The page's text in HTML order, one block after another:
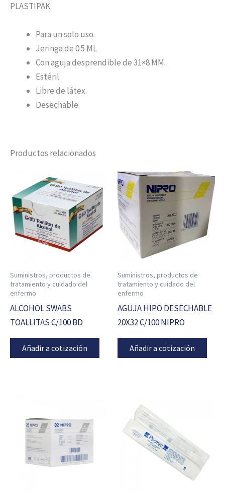
PLASTIPAK
Para un solo uso.
Jeringa de 0.5 ML
Con aguja desprendible de 31×8 MM.
Estéril.
Libre de látex.
Desechable.
Productos relacionados
Suministros, productos de
tratamiento y cuidado del
enfermo
ALCOHOL SWABS
TOALLITAS C/100 BD
Añadir a cotización
Suministros, productos de
tratamiento y cuidado del
enfermo
AGUJA HIPO DESECHABLE
20X32 C/100 NIPRO
Añadir a cotización